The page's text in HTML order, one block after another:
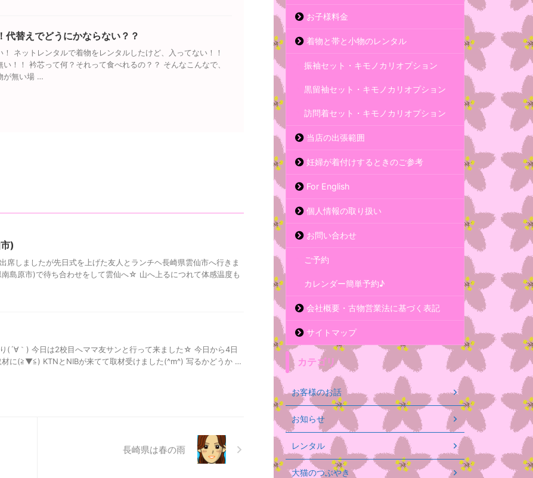
代替えでどうにかならない？？
ネットレンタルで着物をレンタルしたけど、入ってない！！
！！ 衿芯って何？それって食べれるの？？ そんなこんなで、
が無い場 …
)
席しましたが先日式を上げた友人とランチヘ長崎県雲仙市へ行きま
島原市)で待ち合わせをして雲仙へ☆ 山へ上るにつれて体感温度も
(´∀｀) 今日は2校目へママ友サンと行って来ました☆ 今日から4日
材に(≧▼≦) KTNとNIBが来てて取材受けました(^m^) 写るかどうか …
長崎県は春の雨
お子様料金
着物と帯と小物のレンタル
振袖セット・キモノカリオプション
黒留袖セット・キモノカリオプション
訪問着セット・キモノカリオプション
当店の出張範囲
妊婦が着付けするときのご参考
For English
個人情報の取り扱い
お問い合わせ
ご予約
カレンダー簡単予約♪
会社概要・古物営業法に基づく表記
サイトマップ
カテゴリ
お客様のお話
お知らせ
レンタル
大猫のつぶやき